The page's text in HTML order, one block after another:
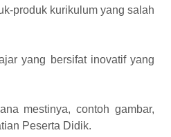
produk kurikulum yang salah
yang bersifat inovatif yang
mestinya, contoh gambar,
Peserta Didik.